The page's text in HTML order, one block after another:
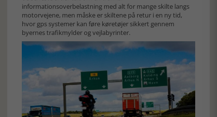
informationsoverbelastning med alt for mange skilte langs
motorvejene, men måske er skiltene på retur i en ny tid,
hvor gps systemer kan føre køretøjer sikkert gennem
byernes trafikmylder og vejlabyrinter.